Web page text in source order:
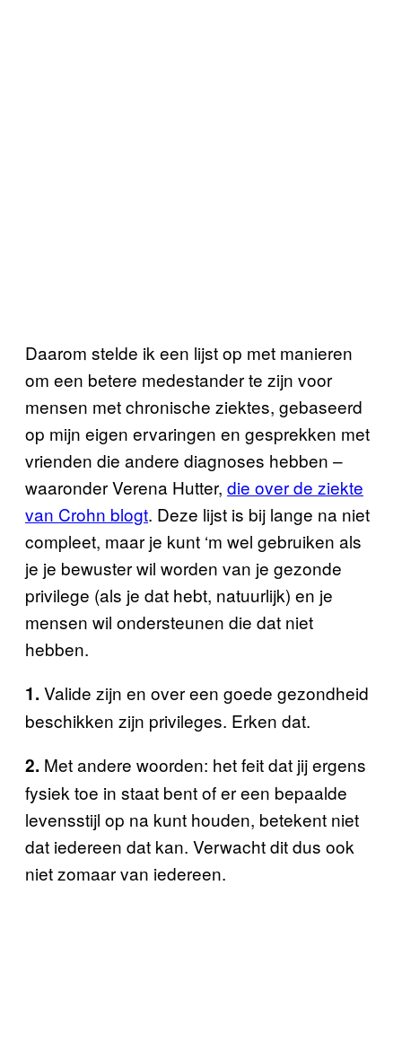
Daarom stelde ik een lijst op met manieren
om een betere medestander te zijn voor
mensen met chronische ziektes, gebaseerd
op mijn eigen ervaringen en gesprekken met
vrienden die andere diagnoses hebben –
waaronder Verena Hutter, die over de ziekte
van Crohn blogt. Deze lijst is bij lange na niet
compleet, maar je kunt ‘m wel gebruiken als
je je bewuster wil worden van je gezonde
privilege (als je dat hebt, natuurlijk) en je
mensen wil ondersteunen die dat niet
hebben.
1. Valide zijn en over een goede gezondheid
beschikken zijn privileges. Erken dat.
2. Met andere woorden: het feit dat jij ergens
fysiek toe in staat bent of er een bepaalde
levensstijl op na kunt houden, betekent niet
dat iedereen dat kan. Verwacht dit dus ook
niet zomaar van iedereen.